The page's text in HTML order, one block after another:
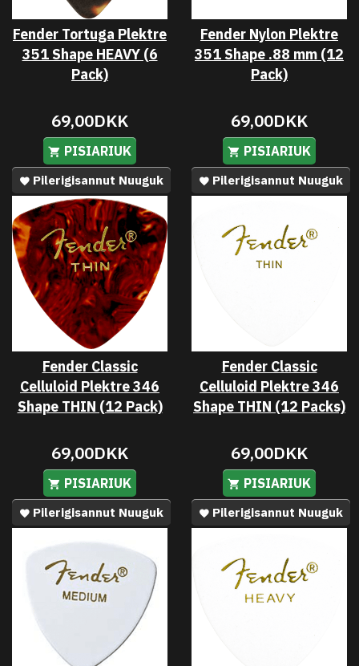
Fender Tortuga Plektre
351 Shape HEAVY (6
Pack)
69,00DKK
PISIARIUK
Pilerigisannut Nuuguk
Fender Nylon Plektre
351 Shape .88 mm (12
Pack)
69,00DKK
PISIARIUK
Pilerigisannut Nuuguk
Fender Classic
Celluloid Plektre 346
Shape THIN (12 Pack)
69,00DKK
PISIARIUK
Pilerigisannut Nuuguk
Fender Classic
Celluloid Plektre 346
Shape THIN (12 Packs)
69,00DKK
PISIARIUK
Pilerigisannut Nuuguk